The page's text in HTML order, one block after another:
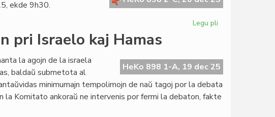
ekde 9h30.
Legu pli
Foruma
sesio,
29
decembro
pri Israelo kaj Hamas
HeKo 898 1-A, 19 dec 25
la agojn de la israela
baldaŭ submetota al
minimumajn tempolimojn de naŭ tagoj por la debata
la Komitato ankoraŭ ne intervenis por fermi la debaton, fakte